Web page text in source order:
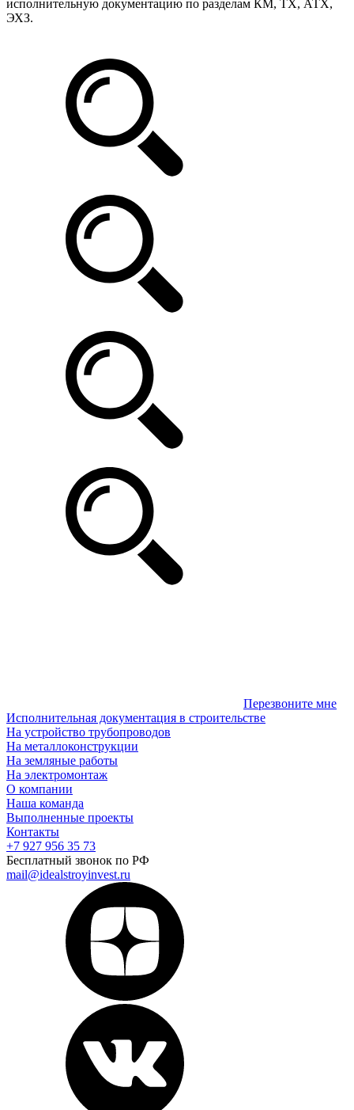
исполнительную документацию по разделам КМ, ТХ, АТХ,
ЭХЗ.
Перезвоните мне
Исполнительная документация в строительстве
На устройство трубопроводов
На металлоконструкции
На земляные работы
На электромонтаж
О компании
Наша команда
Выполненные проекты
Контакты
+7 927 956 35 73
Бесплатный звонок по РФ
mail@idealstroyinvest.ru